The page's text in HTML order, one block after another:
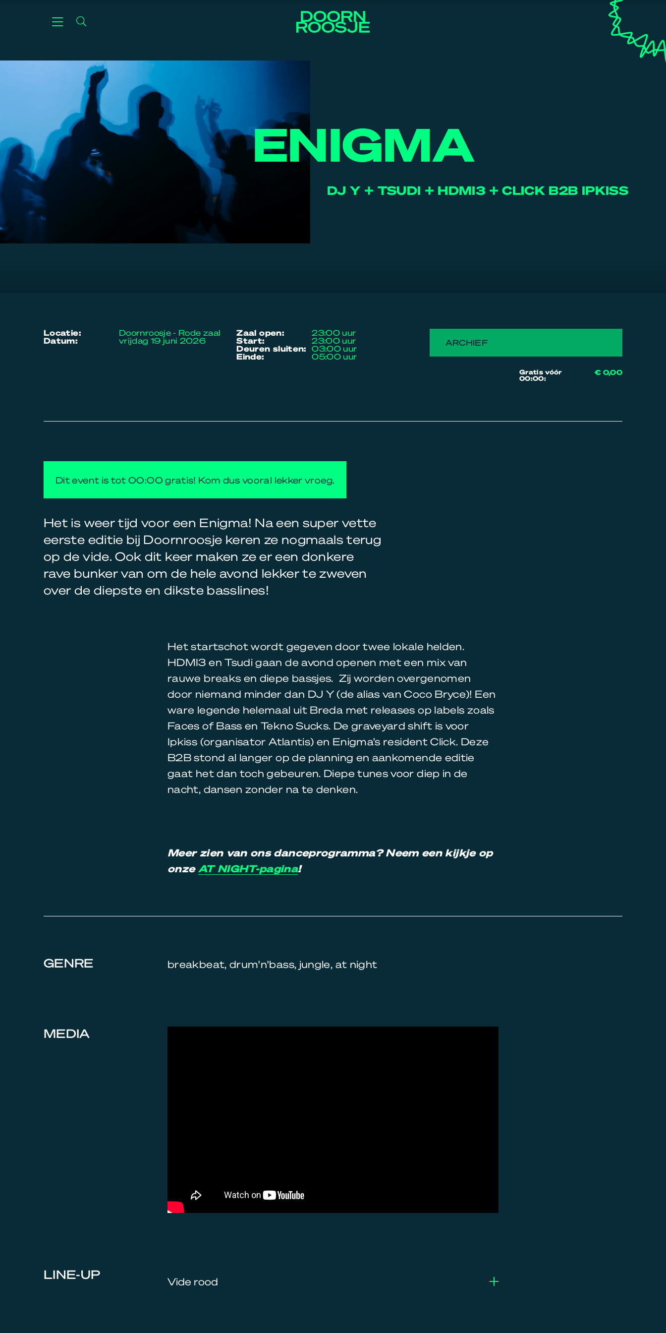
ENIGMA
DJ Y + TSUDI + HDMI3 + CLICK B2B IPKISS
ARCHIEF
Gratis vóór
00:00:
€ 0,00
locatie: Doornroosje - Rode zaal
datum: vrijdag 19 juni 2026
zaal open: 23:00 uur
start: 23:00 uur
deuren sluiten: 03:00 uur
einde: 05:00 uur
Dit event is tot 00:00 gratis! Kom dus vooral lekker vroeg.
Het is weer tijd voor een Enigma! Na een super vette
eerste editie bij Doornroosje keren ze nogmaals terug
op de vide. Ook dit keer maken ze er een donkere
rave bunker van om de hele avond lekker te zweven
over de diepste en dikste basslines!
Het startschot wordt gegeven door twee lokale helden.
HDMI3 en Tsudi gaan de avond openen met een mix van
rauwe breaks en diepe bassjes. Zij worden overgenomen
door niemand minder dan DJ Y (de alias van Coco Bryce)! Een
ware legende helemaal uit Breda met releases op labels zoals
Faces of Bass en Tekno Sucks. De graveyard shift is voor
Ipkiss (organisator Atlantis) en Enigma’s resident Click. Deze
B2B stond al langer op de planning en aankomende editie
gaat het dan toch gebeuren. Diepe tunes voor diep in de
nacht, dansen zonder na te denken.
Meer zien van ons danceprogramma? Neem een kijkje op
onzeAT NIGHT-pagina!
GENRE breakbeat, drum'n'bass, jungle, at night
MEDIA
LINE-UP Vide rood